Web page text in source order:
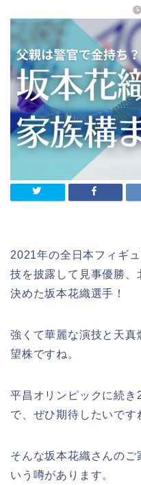
2021年の全日本フィギ
技を披露して見事優勝、
決めた坂本花織選手！
強くて華麗な演技と天
望株ですね。
平昌オリンピックに続
で、ぜひ期待したいです
そんな坂本花織さんのご
いう噂があります。